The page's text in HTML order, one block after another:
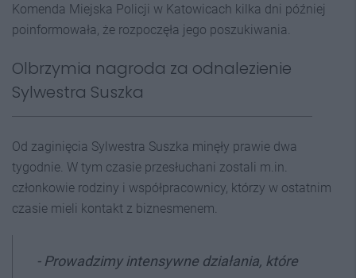
Komenda Miejska Policji w Katowicach kilka dni później
poinformowała, że rozpoczęła jego poszukiwania.
Olbrzymia nagroda za odnalezienie
Sylwestra Suszka
Od zaginięcia Sylwestra Suszka minęły prawie dwa
tygodnie. W tym czasie przesłuchani zostali m.in.
członkowie rodziny i współpracownicy, którzy w ostatnim
czasie mieli kontakt z biznesmenem.
- Prowadzimy intensywne działania, które